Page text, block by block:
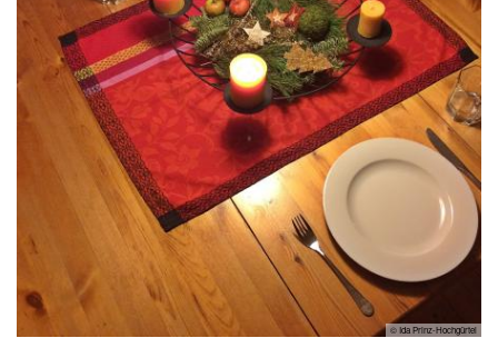
© Ida Prinz-Hochgürtel